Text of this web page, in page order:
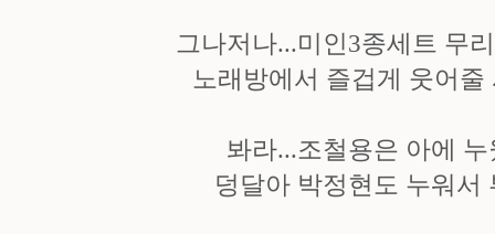
그나저나...미인3종세트 무
노래방에서 즐겁게 웃어
봐라...조철용은 아에
덩달아 박정현도 누워서